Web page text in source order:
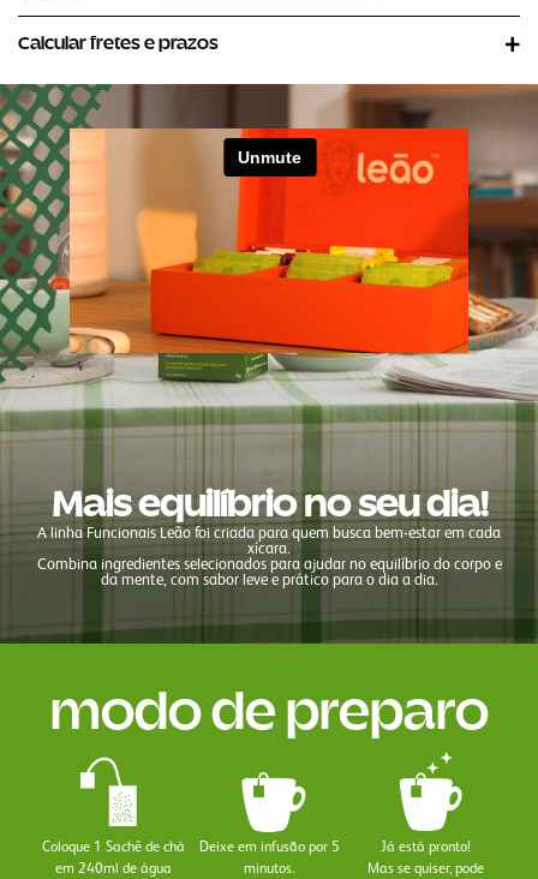
Calcular fretes e prazos
Mais equilíbrio no seu dia!
A linha Funcionais Leão foi criada para quem busca bem-estar em cada
xícara.
Combina ingredientes selecionados para ajudar no equilíbrio do corpo e
da mente, com sabor leve e prático para o dia a dia.
modo de preparo
Coloque 1 Sachê de chá
em 240ml de água
Deixe em infusão por 5
minutos.
Já está pronto!
Mas se quiser, pode